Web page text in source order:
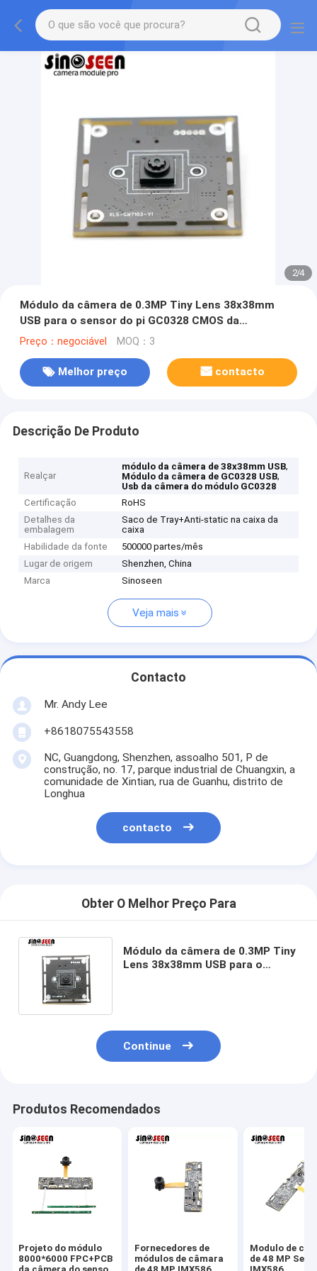
2/4
Módulo da câmera de 0.3MP Tiny Lens 38x38mm
USB para o sensor do pi GC0328 CMOS da
framboesa
Preço：negociável MOQ：3
Melhor preço contacto
Descrição De Produto
Realçar
módulo da câmera de 38x38mm USB,
Módulo da câmera de GC0328 USB,
Usb da câmera do módulo GC0328
Certificação
RoHS
Detalhes da
embalagem
Saco de Tray+Anti-static na caixa da
caixa
Habilidade da fonte
500000 partes/mês
Lugar de origem
Shenzhen, China
Marca
Sinoseen
Veja mais
Contacto
Mr. Andy Lee
+8618075543558
NC, Guangdong, Shenzhen, assoalho 501, P de
construção, no. 17, parque industrial de Chuangxin, a
comunidade de Xintian, rua de Guanhu, distrito de
Longhua
contacto
Obter O Melhor Preço Para
Módulo da câmera de 0.3MP Tiny
Lens 38x38mm USB para o
Continue
Produtos Recomendados
Projeto do módulo
8000*6000 FPC+PCB
Fornecedores de
módulos de câmara
Modulo de
de 48 MP